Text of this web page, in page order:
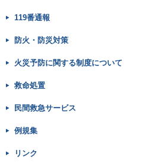
119番通報
防火・防災対策
火災予防に関する制度について
救命処置
民間救急サービス
例規集
リンク